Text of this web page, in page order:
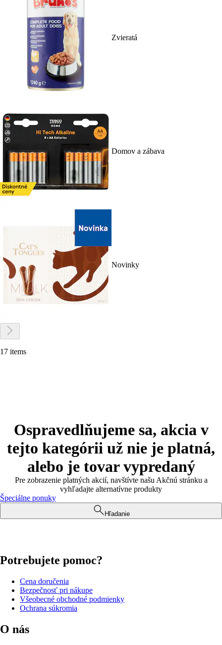
Zvieratá
Domov a zábava
Novinky
17 items
Ospravedlňujeme sa, akcia v
tejto kategórii už nie je platná,
alebo je tovar vypredaný
Pre zobrazenie platných akcií, navštívte našu Akčnú stránku a
vyhľadajte alternatívne produkty
Špeciálne ponuky
Hľadanie
Potrebujete pomoc?
Cena doručenia
Bezpečnosť pri nákupe
Všeobecné obchodné podmienky
Ochrana súkromia
O nás